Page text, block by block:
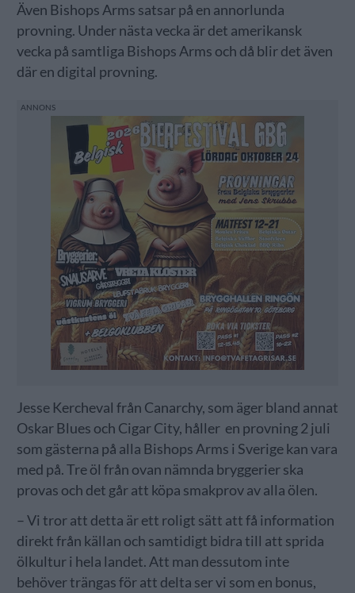
Även Bishops Arms satsar på en annorlunda
provning. Under nästa vecka är det amerikansk
vecka på samtliga Bishops Arms och då blir det även
där en digital provning.
Jesse Kercheval från Canarchy, som äger bland annat
Oskar Blues och Cigar City, håller en provning 2 juli
som gästerna på alla Bishops Arms i Sverige kan vara
med på. Tre öl från ovan nämnda bryggerier ska
provas och det går att köpa smakprov av alla ölen.
– Vi tror att detta är ett roligt sätt att få information
direkt från källan och samtidigt bidra till att sprida
ölkultur i hela landet. Att man dessutom inte
behöver trängas för att delta ser vi som en bonus,